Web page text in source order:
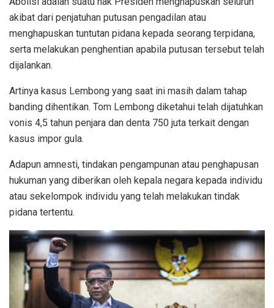
akibat dari penjatuhan putusan pengadilan atau
menghapuskan tuntutan pidana kepada seorang terpidana,
serta melakukan penghentian apabila putusan tersebut telah
dijalankan.
Artinya kasus Lembong yang saat ini masih dalam tahap
banding dihentikan. Tom Lembong diketahui telah dijatuhkan
vonis 4,5 tahun penjara dan denta 750 juta terkait dengan
kasus impor gula.
Adapun amnesti, tindakan pengampunan atau penghapusan
hukuman yang diberikan oleh kepala negara kepada individu
atau sekelompok individu yang telah melakukan tindak
pidana tertentu.